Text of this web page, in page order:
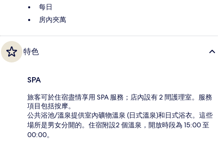
每日
房內夾萬
特色
SPA
旅客可於住宿盡情享用 SPA 服務；店內設有 2 間護理室。服務
項目包括按摩。
公共浴池/溫泉提供室內礦物溫泉 (日式溫泉)和日式浴衣。這些
場所是男女分開的。住宿附設2 個溫泉，開放時段為 15:00 至
00:00。